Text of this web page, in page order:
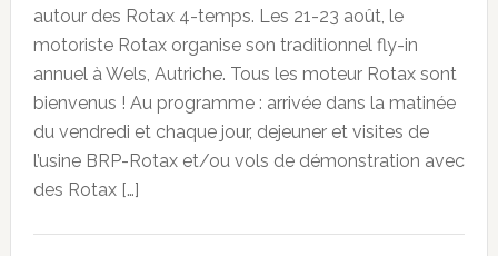
autour des Rotax 4-temps. Les 21-23 août, le
motoriste Rotax organise son traditionnel fly-in
annuel à Wels, Autriche. Tous les moteur Rotax sont
bienvenus ! Au programme : arrivée dans la matinée
du vendredi et chaque jour, dejeuner et visites de
l’usine BRP-Rotax et/ou vols de démonstration avec
des Rotax […]